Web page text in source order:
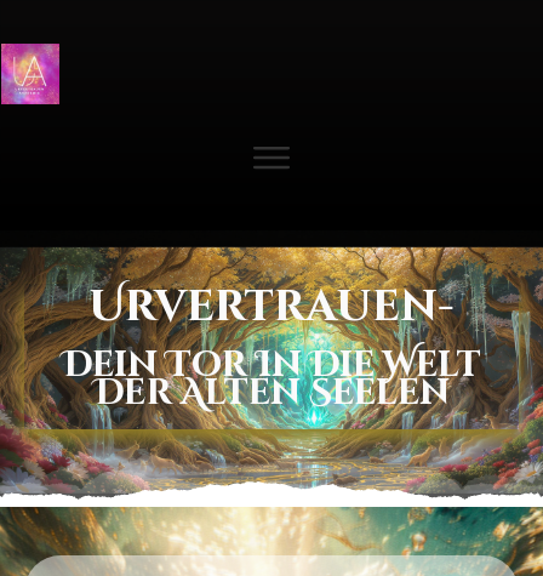
Urvertrauen-
Dein Tor In Die Welt
Der Alten Seelen